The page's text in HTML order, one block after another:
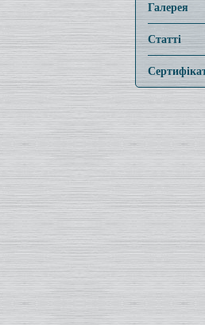
Галерея
Статті